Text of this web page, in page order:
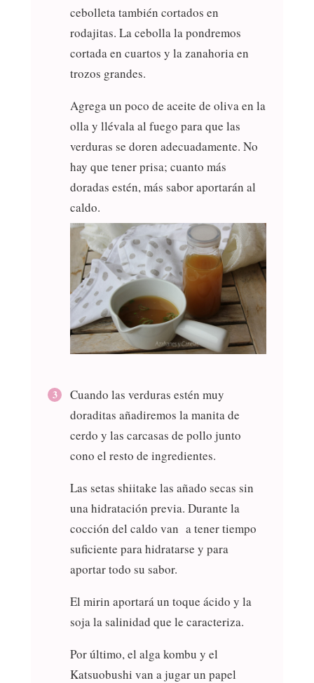
cebolleta también cortados en
rodajitas. La cebolla la pondremos
cortada en cuartos y la zanahoria en
trozos grandes.
Agrega un poco de aceite de oliva en la
olla y llévala al fuego para que las
verduras se doren adecuadamente. No
hay que tener prisa; cuanto más
doradas estén, más sabor aportarán al
caldo.
Cuando las verduras estén muy
doraditas añadiremos la manita de
cerdo y las carcasas de pollo junto
cono el resto de ingredientes.
Las setas shiitake las añado secas sin
una hidratación previa. Durante la
cocción del caldo van a tener tiempo
suficiente para hidratarse y para
aportar todo su sabor.
El mirin aportará un toque ácido y la
soja la salinidad que le caracteriza.
Por último, el alga kombu y el
Katsuobushi van a jugar un papel